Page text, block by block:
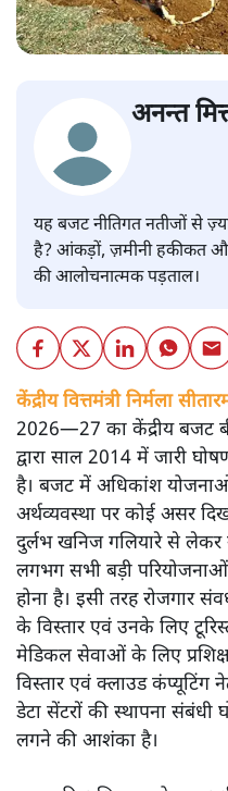
अनन्त
यह बजट नीतिगत नतीजों से
है? आंकड़ों, ज़मीनी हकीकत और
की आलोचनात्मक पड़ताल।
केंद्रीय वित्तमंत्री निर्मला
2026—27 का केंद्रीय बजट
द्वारा साल 2014 में जारी
है। बजट में अधिकांश
अर्थव्यवस्था पर कोई असर
दुर्लभ खनिज गलियारे से
लगभग सभी बड़ी
होना है। इसी तरह रोजगार
के विस्तार एवं उनके लिए
मेडिकल सेवाओं के लिए
विस्तार एवं क्लाउड कंप्यूटिंग
डेटा सेंटरों की स्थापना
लगने की आशंका है।